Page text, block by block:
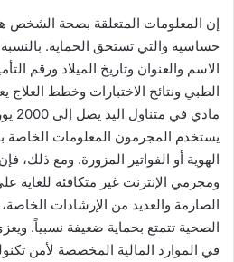
إن المعلومات المتعلقة بصحة الشخص
حساسية والتي تستحق الحماية.
الاسم والعنوان وتاريخ الميلاد ورقم
الطبي ونتائج الاختبارات وخطط العلاج
يستخدم المجرمون المعلومات الخاصة
الهوية أو الفواتير المزورة. ومع ذلك،
ومجرمي الإنترنت غير متكافئة للغاية
الصارمة والعديد من الإرشادات
الصحية تتمتع بحماية ضعيفة نسبياً.
في الموارد المالية المخصصة لأمن